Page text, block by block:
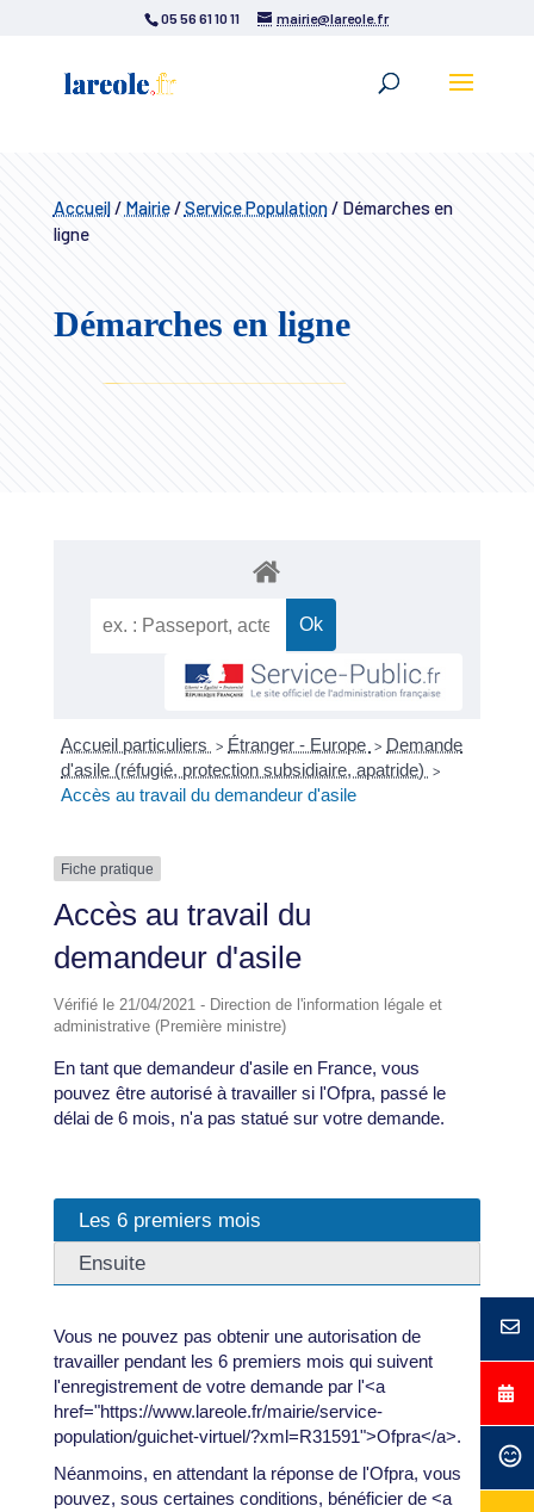
05 56 61 10 11 mairie@lareole.fr
Accueil/ Mairie/Service Population/Démarches en
ligne
Démarches en ligne
Accueil particuliers > Étranger - Europe > Demande
d'asile (réfugié, protection subsidiaire, apatride) >
Accès au travail du demandeur d'asile
Fiche pratique
Accès au travail du
demandeur d'asile
Vérifié le 21/04/2021 - Direction de l'information légale et
administrative (Première ministre)
En tant que demandeur d'asile en France, vous
pouvez être autorisé à travailler si l'Ofpra, passé le
délai de 6 mois, n'a pas statué sur votre demande.
Les 6 premiers mois
Ensuite
Vous ne pouvez pas obtenir une autorisation de
travailler pendant les 6 premiers mois qui suivent
l'enregistrement de votre demande par l'<a
href="https://www.lareole.fr/mairie/service-
population/guichet-virtuel/?xml=R31591">Ofpra</a>.
Néanmoins, en attendant la réponse de l'Ofpra, vous
pouvez, sous certaines conditions, bénéficier de <a